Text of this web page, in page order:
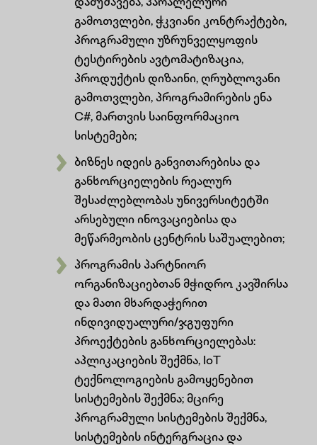
დამუშავება, პარალელური
გამოთვლები, ჭკვიანი კონტრაქტები,
პროგრამული უზრუნველყოფის
ტესტირების ავტომატიზაცია,
პროდუქტის დიზაინი, ღრუბლოვანი
გამოთვლები, პროგრამირების ენა
C#, მართვის საინფორმაციო
სისტემები;
ბიზნეს იდეის განვითარებისა და
განხორციელების რეალურ
შესაძლებლობას უნივერსიტეტში
არსებული ინოვაციებისა და
მეწარმეობის ცენტრის საშუალებით;
პროგრამის პარტნიორ
ორგანიზაციებთან მჭიდრო კავშირსა
და მათი მხარდაჭერით
ინდივიდუალური/ჯგუფური
პროექტების განხორციელებას:
აპლიკაციების შექმნა, IoT
ტექნოლოგიების გამოყენებით
სისტემების შექმნა; მცირე
პროგრამული სისტემების შექმნა,
სისტემების ინტერგრაცია და